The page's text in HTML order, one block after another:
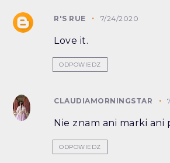
R'S RUE 7/24/2020
Love it.
ODPOWIEDZ
CLAUDIAMORNINGSTAR
Nie znam ani marki
ODPOWIEDZ